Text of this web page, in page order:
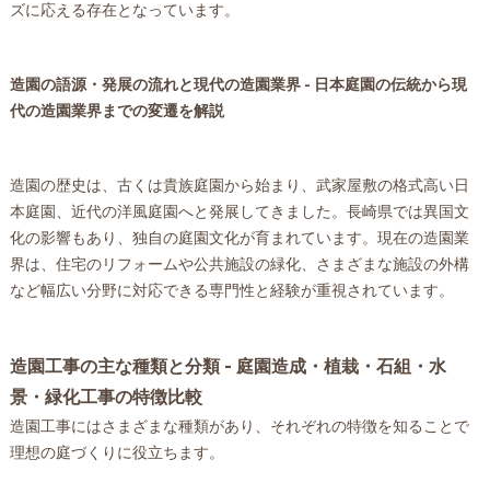
ズに応える存在となっています。
造園の語源・発展の流れと現代の造園業界 - 日本庭園の伝統から現
代の造園業界までの変遷を解説
造園の歴史は、古くは貴族庭園から始まり、武家屋敷の格式高い日
本庭園、近代の洋風庭園へと発展してきました。長崎県では異国文
化の影響もあり、独自の庭園文化が育まれています。現在の造園業
界は、住宅のリフォームや公共施設の緑化、さまざまな施設の外構
など幅広い分野に対応できる専門性と経験が重視されています。
造園工事の主な種類と分類 - 庭園造成・植栽・石組・水
景・緑化工事の特徴比較
造園工事にはさまざまな種類があり、それぞれの特徴を知ることで
理想の庭づくりに役立ちます。